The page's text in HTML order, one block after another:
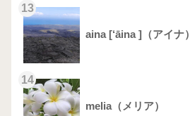
13
aina [‘āina ]（アイナ）
14
melia（メリア）